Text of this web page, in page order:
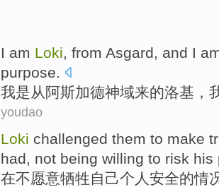
I am Loki, from Asgard, and I
purpose.
我是从阿斯加德神域来的洛基 ，
youdao
Loki challenged them to make
had, not being willing to risk his
在不愿意牺牲自己个人 安全的情